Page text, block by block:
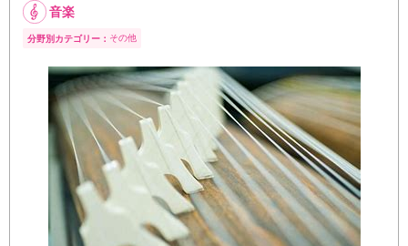
音楽
分野別カテゴリー： その他